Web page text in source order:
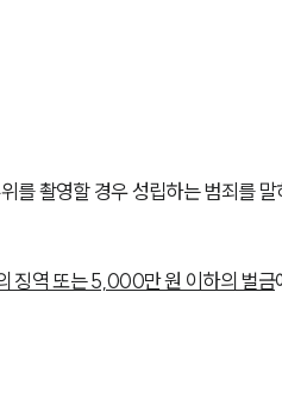
를 촬영할 경우 성립하는 범죄를 말
징역 또는 5,000만 원 이하의 벌금